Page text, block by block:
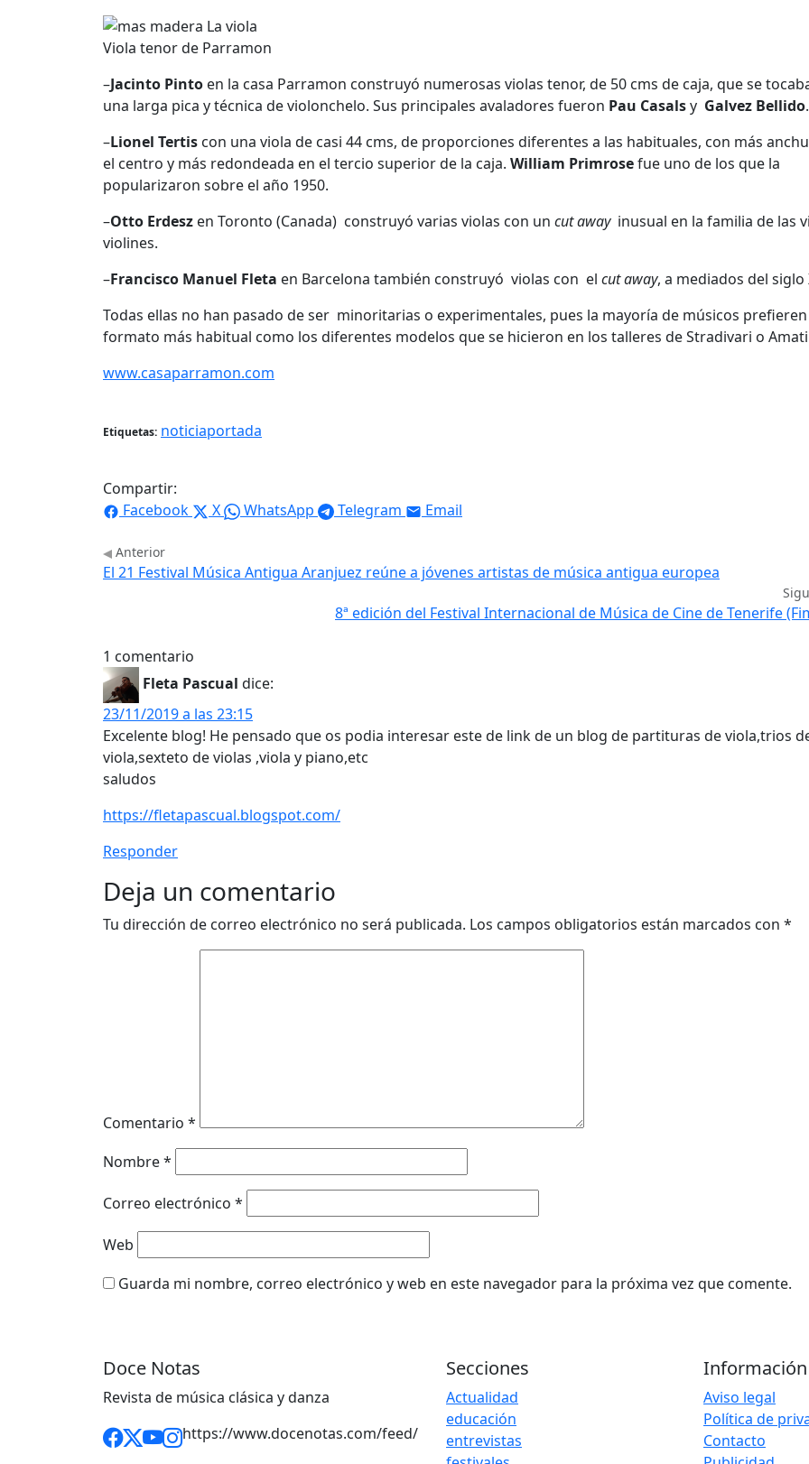
Viola tenor de Parramon
–Jacinto Pinto en la casa Parramon construyó numerosas violas tenor, de 50 cms de caja, que se
una larga pica y técnica de violonchelo. Sus principales avaladores fueron Pau Casalsy Galvez Bellido.
–Lionel Tertis con una viola de casi 44 cms, de proporciones diferentes a las habituales, con más
el centro y más redondeada en el tercio superior de la caja. William Primrosefue uno de los que la
popularizaron sobre el año 1950.
–Otto Erdesz en Toronto (Canada) construyó varias violas con un cut awayinusual en la familia de las
violines.
–Francisco Manuel Fleta en Barcelona también construyó violas con el cut away, a mediados del siglo
Todas ellas no han pasado de ser minoritarias o experimentales, pues la mayoría de músicos prefieren
formato más habitual como los diferentes modelos que se hicieron en los talleres de Stradivari o
www.casaparramon.com
Etiquetas: noticiaportada
Compartir:
Facebook
X WhatsApp Telegram Email
Anterior
El 21 Festival Música Antigua Aranjuez reúne a jóvenes artistas de música antigua europea
8ª edición del Festival Internacional de Música de Cine de Tenerife
1 comentario
Fleta Pascual dice:
23/11/2019 a las 23:15
Excelente blog! He pensado que os podia interesar este de link de un blog de partituras de viola,trios
viola,sexteto de violas ,viola y piano,etc
saludos
https://fletapascual.blogspot.com/
Responder
Deja un comentario
Tu dirección de correo electrónico no será publicada. Los campos obligatorios están marcados con *
Comentario *
Nombre*
Correo electrónico *
Web
Guarda mi nombre, correo electrónico y web en este navegador para la próxima vez que comente.
Doce Notas
Revista de música clásica y danza
https://www.docenotas.com/feed/
Secciones
Actualidad
educación
entrevistas
Información
Aviso legal
Política de
Contacto